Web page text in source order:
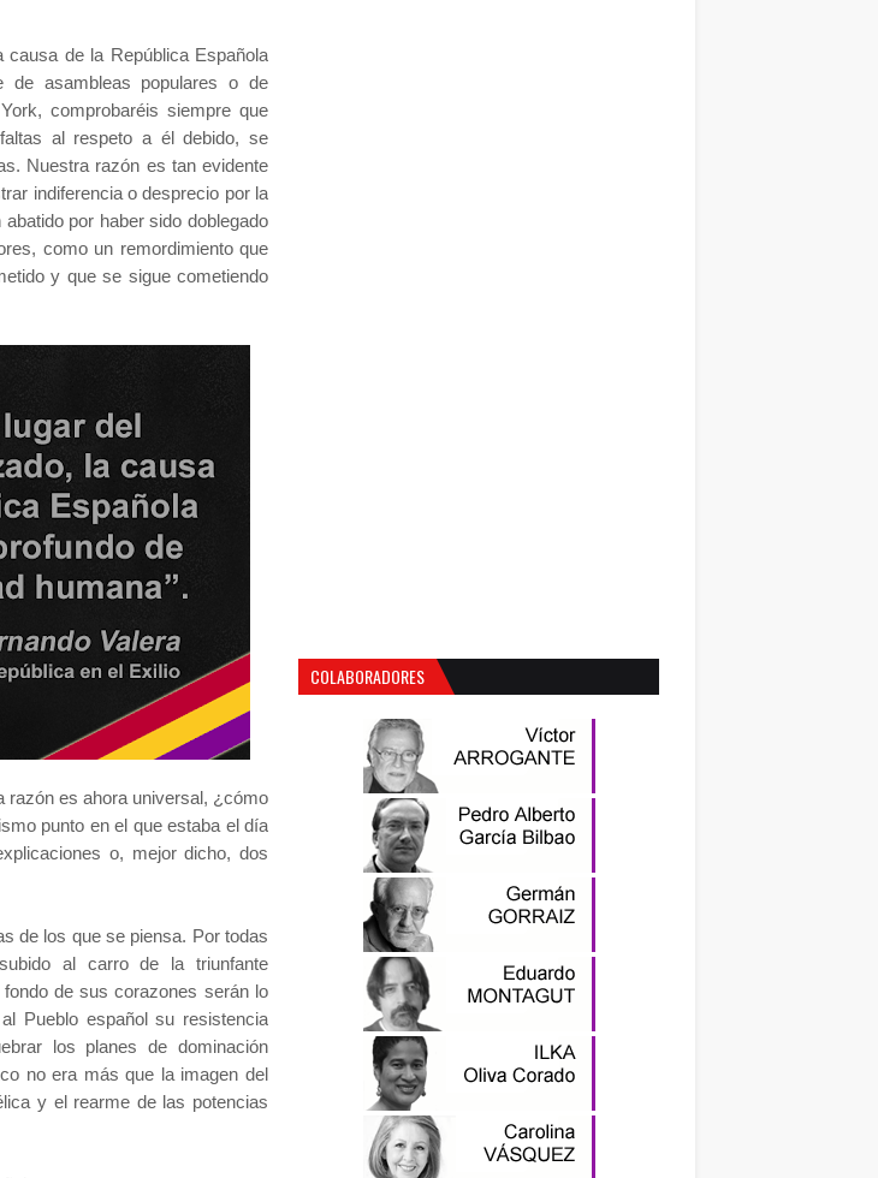
causa de la República Española
de asambleas populares o de
comprobaréis siempre que
al respeto a él debido, se
Nuestra razón es tan evidente
indiferencia o desprecio por la
por haber sido doblegado
como un remordimiento que
y que se sigue cometiendo
razón es ahora universal, ¿cómo
punto en el que estaba el día
o, mejor dicho, dos
de los que se piensa. Por todas
al carro de la triunfante
de sus corazones serán lo
Pueblo español su resistencia
los planes de dominación
no era más que la imagen del
y el rearme de las potencias
COLABORADORES